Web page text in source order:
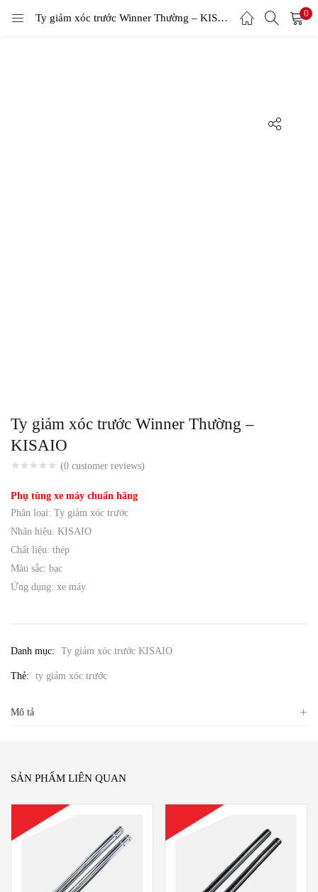
Ty giảm xóc trước Winner Thường – KISAIO 0
Ty giảm xóc trước Winner Thường –
KISAIO
(0 customer reviews)
Phụ tùng xe máy chuẩn hãng
Phân loại: Ty giảm xóc trước
Nhãn hiệu: KISAIO
Chất liệu: thép
Màu sắc: bạc
Ứng dụng: xe máy
Danh mục: Ty giảm xóc trước KISAIO
Thẻ: ty giảm xóc trước
Mô tả
SẢN PHẨM LIÊN QUAN
LOGIN